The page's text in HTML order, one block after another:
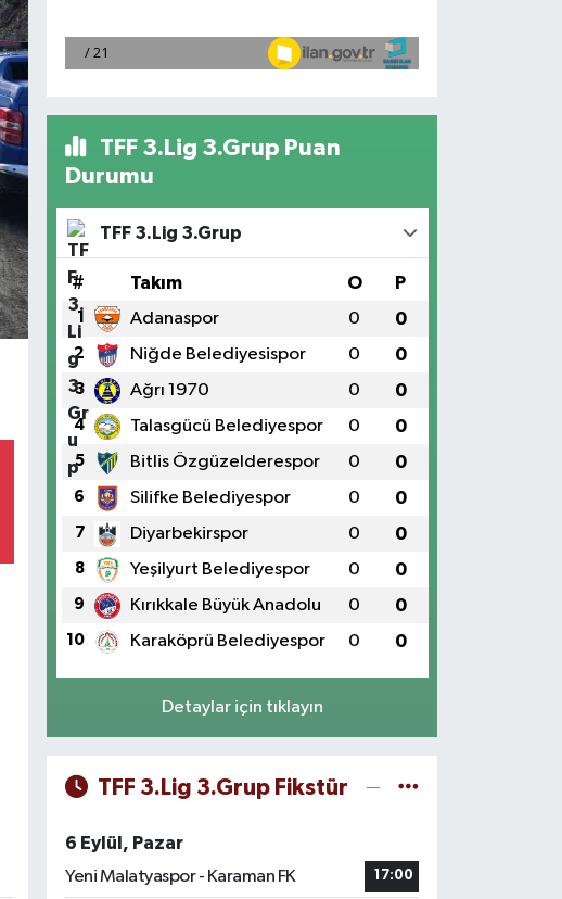
TFF 3.Lig 3.Grup Puan
Durumu
TFF 3.Lig 3.Grup
# Takım O P
1 Adanaspor 0 0
2 Niğde Belediyesispor 0 0
3 Ağrı 1970 0 0
4 Talasgücü Belediyespor 0 0
5 Bitlis Özgüzelderespor 0 0
6 Silifke Belediyespor 0 0
7 Diyarbekirspor 0 0
8 Yeşilyurt Belediyespor 0 0
9 Kırıkkale Büyük Anadolu 0 0
10 Karaköprü Belediyespor 0 0
Detaylar için tıklayın
TFF 3.Lig 3.Grup Fikstür
6 Eylül, Pazar
Yeni Malatyaspor - Karaman FK
17:00